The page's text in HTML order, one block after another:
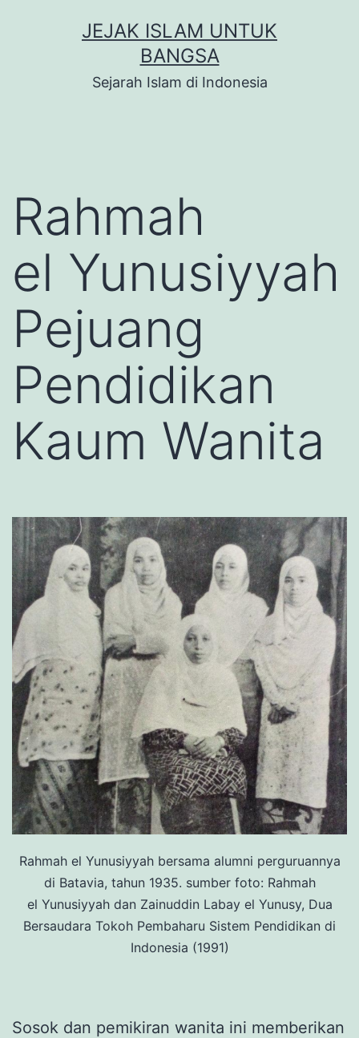
JEJAK ISLAM UNTUK
BANGSA
Sejarah Islam di Indonesia
Rahmah
el Yunusiyyah
Pejuang
Pendidikan
Kaum Wanita
Rahmah el Yunusiyyah bersama alumni perguruannya
di Batavia, tahun 1935. sumber foto: Rahmah
el Yunusiyyah dan Zainuddin Labay el Yunusy, Dua
Bersaudara Tokoh Pembaharu Sistem Pendidikan di
Indonesia (1991)
Sosok dan pemikiran wanita ini memberikan